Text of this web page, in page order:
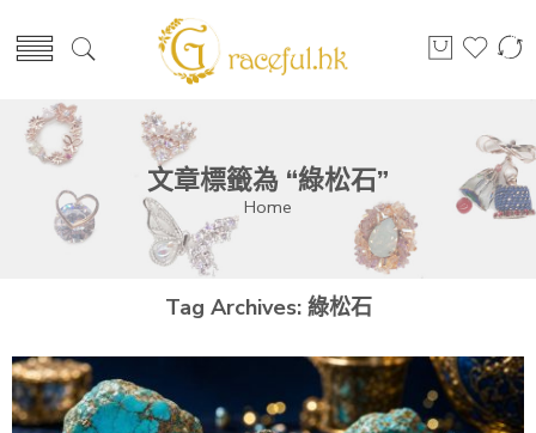
文章標籤為 “綠松石”
Home
Tag Archives: 綠松石